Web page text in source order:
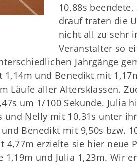
10,88s
drauf traten die
nicht all zu sehr
Veranstalter so
Jahrgänge
und Benedikt mit
Läufe aller Altersklassen.
um 1/100 Sekunde. Julia
und Nelly mit 10,31s unter
Benedikt mit 9,50s bzw.
erzielte sie hier neue
1,19m und Julia 1,23m. Wir